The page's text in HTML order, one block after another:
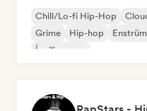
Chill/Lo-fi Hip-Hop
Grime
Hip-hop
İngilizce rap